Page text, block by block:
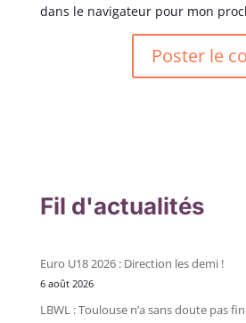
dans le navigateur pour mon
Fil d'actualités
Euro U18 2026 : Direction les demi !
6 août 2026
LBWL : Toulouse n’a sans doute pas